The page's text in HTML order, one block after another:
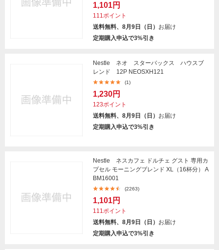
1,101円
111ポイント
送料無料、8月9日（日） お届け
定期購入申込で3%引き
Nestle ネオ スターバックス ハウスブ
レンド 12P NEOSXH121
(1)
1,230円
123ポイント
送料無料、8月9日（日） お届け
定期購入申込で3%引き
Nestle ネスカフェ ドルチェ グスト 専用カ
プセル モーニングブレンド XL（16杯分） A
BM16001
(2263)
1,101円
111ポイント
送料無料、8月9日（日） お届け
定期購入申込で3%引き